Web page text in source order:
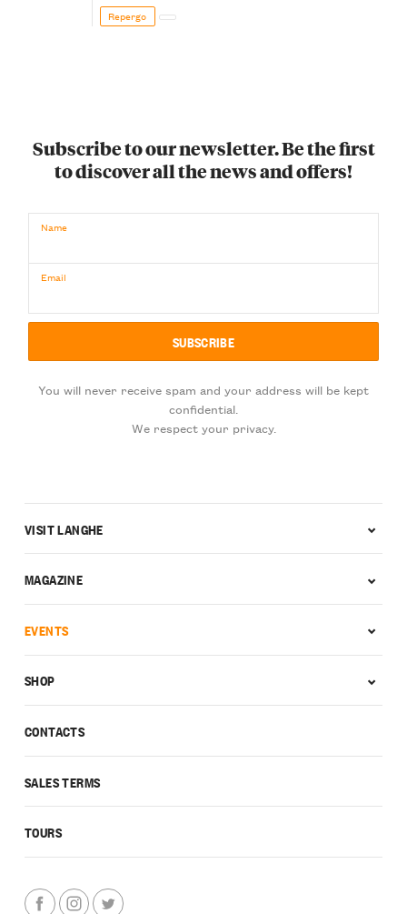
Repergo
Subscribe to our newsletter. Be the first
to discover all the news and offers!
Name
Email
You will never receive spam and your address will be kept
confidential.
We respect your privacy.
CONTACTS
SALES TERMS
TOURS
VISIT LANGHE
MAGAZINE
EVENTS
SHOP